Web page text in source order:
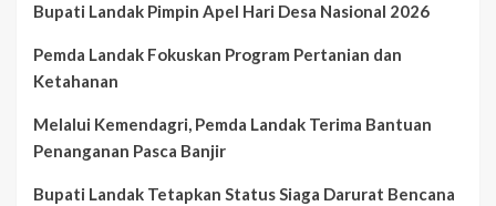
Bupati Landak Pimpin Apel Hari Desa Nasional 2026
Pemda Landak Fokuskan Program Pertanian dan
Ketahanan
Melalui Kemendagri, Pemda Landak Terima Bantuan
Penanganan Pasca Banjir
Bupati Landak Tetapkan Status Siaga Darurat Bencana